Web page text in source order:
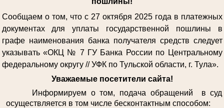
Сообщаем о том, что с 27 октября 2025 года в платежных
документах для уплаты государственной пошлины в
графе наименования банка получателя средств следует
указывать «ОКЦ № 7 ГУ Банка России по Центральному
федеральному округу // УФК по Тульской области, г. Тула».
Уважаемые посетители сайта!
Информируем о том, подача обращений в суд
осуществляется в том числе бесконтактным способом: